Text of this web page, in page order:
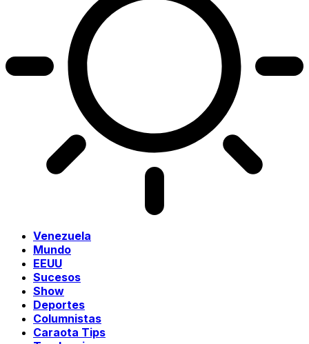
Venezuela
Mundo
EEUU
Sucesos
Show
Deportes
Columnistas
Caraota Tips